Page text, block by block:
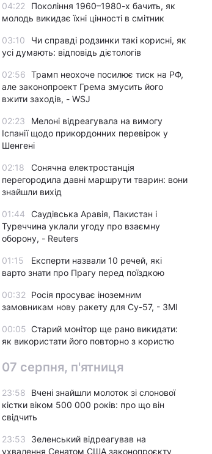
04:22
Покоління 1960–1980-х бачить, як
молодь викидає їхні цінності в смітник
03:10
Чи справді родзинки такі корисні, як
усі думають: відповідь дієтологів
02:56 Трамп неохоче посилює тиск на РФ,
але законопроект Грема змусить його
вжити заходів, - WSJ
02:23
Мелоні відреагувала на вимогу
Іспанії щодо прикордонних перевірок у
Шенгені
02:18
Сонячна електростанція
перегородила давні маршрути тварин: вони
знайшли вихід
01:44
Саудівська Аравія, Пакистан і
Туреччина уклали угоду про взаємну
оборону, - Reuters
01:15
Експерти назвали 10 речей, які
варто знати про Прагу перед поїздкою
00:32
Росія просуває іноземним
замовникам нову ракету для Су-57, - ЗМІ
00:05 Старий монітор ще рано викидати:
як використати його повторно з користю
07 серпня, п'ятниця
23:58
Вчені знайшли молоток зі слонової
кістки віком 500 000 років: про що він
свідчить
23:53
Зеленський відреагував на
ухвалення Сенатом США законопроєкту